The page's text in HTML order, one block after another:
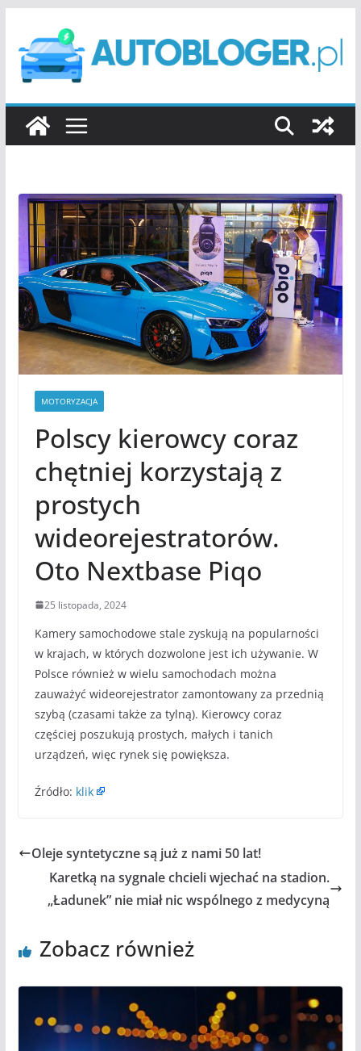
treści
MOTORYZACJA
Polscy kierowcy coraz
chętniej korzystają z
prostych
wideorejestratorów.
Oto Nextbase Piqo
25 listopada, 2024
Kamery samochodowe stale zyskują na popularności
w krajach, w których dozwolone jest ich używanie. W
Polsce również w wielu samochodach można
zauważyć wideorejestrator zamontowany za przednią
szybą (czasami także za tylną). Kierowcy coraz
częściej poszukują prostych, małych i tanich
urządzeń, więc rynek się powiększa.
Źródło: klik
Oleje syntetyczne są już z nami 50 lat!
Karetką na sygnale chcieli wjechać na stadion.
„Ładunek” nie miał nic wspólnego z medycyną
Zobacz również